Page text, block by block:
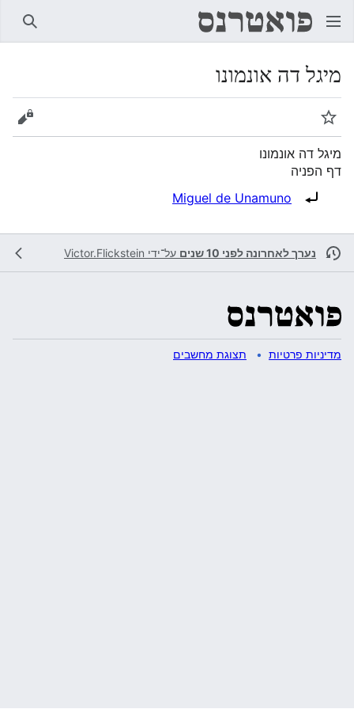
מיגל דה אונמונו
מעקב
מיגל דה אונמונו
דף הפניה
הפניה ל:
Miguel de Unamuno
נערך לאחרונה לפני 10 שנים על־ידי Victor.Flickstein
מדיניות פרטיות תצוגת מחשבים